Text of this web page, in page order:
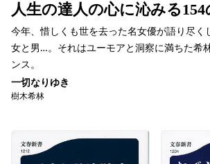
人生の達人の心に沁みる
今年、惜しくも世を去った名女優が語り尽く
女と男…。それはユーモアと洞察に満ちた希
ンス。
一切なりゆき
樹木希林